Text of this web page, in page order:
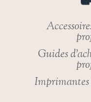
Guides
Imprimantes